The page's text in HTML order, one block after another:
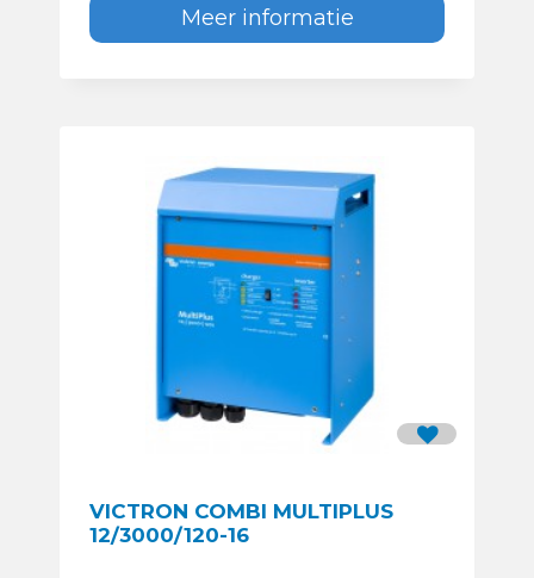
Meer informatie
VICTRON COMBI MULTIPLUS
12/3000/120-16